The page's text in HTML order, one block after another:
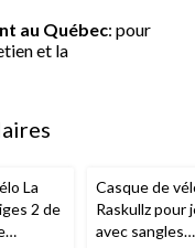
au Québec: pour
et la
La
2 de
Casque de
Raskullz pour
avec sangles